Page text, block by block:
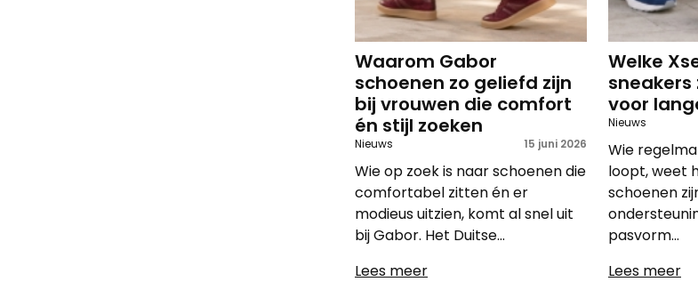
Waarom Gabor
schoenen zo geliefd zijn
bij vrouwen die comfort
én stijl zoeken
Nieuws 15 juni 2026
Wie op zoek is naar schoenen die
comfortabel zitten én er
modieus uitzien, komt al snel uit
bij Gabor. Het Duitse...
Lees meer
Welke
voor
Nieuws
Wie
loopt, weet
schoenen
pasvorm...
Lees meer